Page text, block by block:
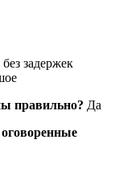
задержек
правильно? Да